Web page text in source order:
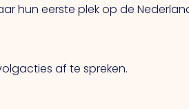
hun eerste plek op de
af te spreken.